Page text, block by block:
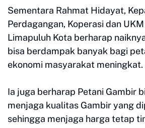
Sementara Rahmat Hidayat,
Perdagangan, Koperasi dan
Limapuluh Kota berharap
bisa berdampak banyak bagi
ekonomi masyarakat meningkat.
Ia juga berharap Petani Gambir
menjaga kualitas Gambir yang
sehingga menjaga harga tetap